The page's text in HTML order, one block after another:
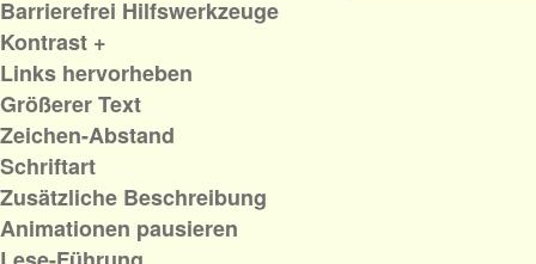
Barrierefrei Hilfswerkzeuge
Kontrast +
Links hervorheben
Größerer Text
Zeichen-Abstand
Schriftart
Zusätzliche Beschreibung
Animationen pausieren